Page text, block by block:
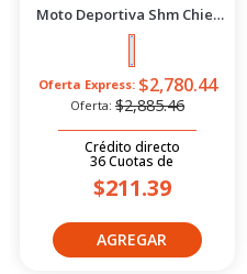
Moto Deportiva Shm Chief
2.5 Azul/Negro 2026
Oferta Express: $2,780.44
Oferta: $2,885.46
Crédito directo
36Cuotas de
$211.39